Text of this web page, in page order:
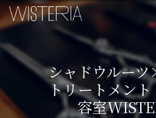
シャドウルー
トリートメン
容室